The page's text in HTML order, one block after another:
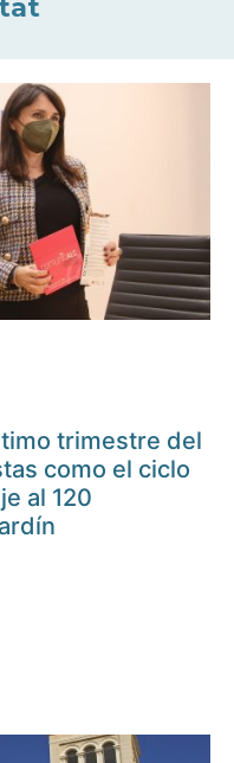
trimestre del
como el ciclo
al 120